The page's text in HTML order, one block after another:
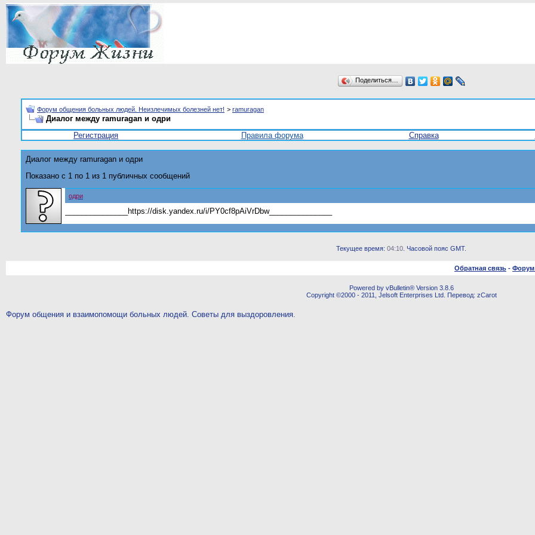
Поделиться…
Форум общения больных людей. Неизлечимых болезней нет! > ramuragan
Диалог между ramuragan и одри
Регистрация Правила форума Справка
Диалог между ramuragan и одри
Показано с 1 по 1 из 1 публичных сообщений
одри
_______________https://disk.yandex.ru/i/PY0cf8pAiVrDbw_______________
Текущее время: 04:10 . Часовой пояс GMT.
Обратная связь - Форум
Powered by vBulletin® Version 3.8.6
Copyright ©2000 - 2011, Jelsoft Enterprises Ltd. Перевод: zCarot
Форум общения и взаимопомощи больных людей. Советы для выздоровления.